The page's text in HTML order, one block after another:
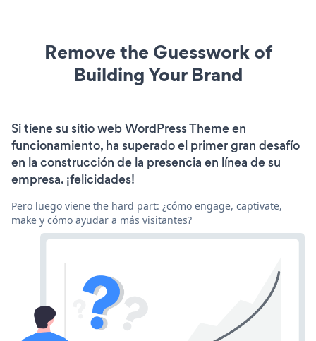
Remove the Guesswork of
Building Your Brand
Si tiene su sitio web WordPress Theme en
funcionamiento, ha superado el primer gran desafío
en la construcción de la presencia en línea de su
empresa. ¡felicidades!
Pero luego viene the hard part: ¿cómo engage, captivate,
make y cómo ayudar a más visitantes?